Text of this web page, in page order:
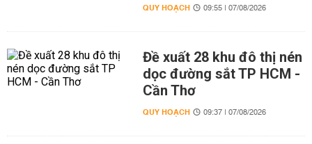
QUY HOẠCH 09:55 | 07/08/2026
Đề xuất 28 khu đô thị nén
dọc đường sắt TP HCM -
Cần Thơ
QUY HOẠCH 09:37 | 07/08/2026